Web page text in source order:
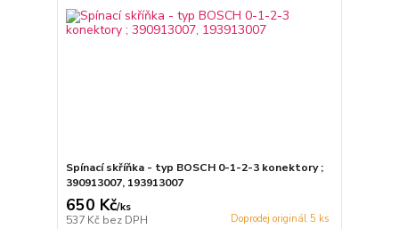
Spínací skříňka - typ BOSCH 0-1-2-3 konektory ;
390913007, 193913007
650 Kč/ks
537 Kč bez DPH Doprodej originál 5 ks